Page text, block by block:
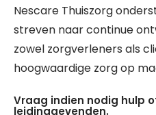
Nescare Thuiszorg
streven naar continue
zowel zorgverleners als
hoogwaardige zorg op
Vraag indien nodig hulp
leidinggevenden.